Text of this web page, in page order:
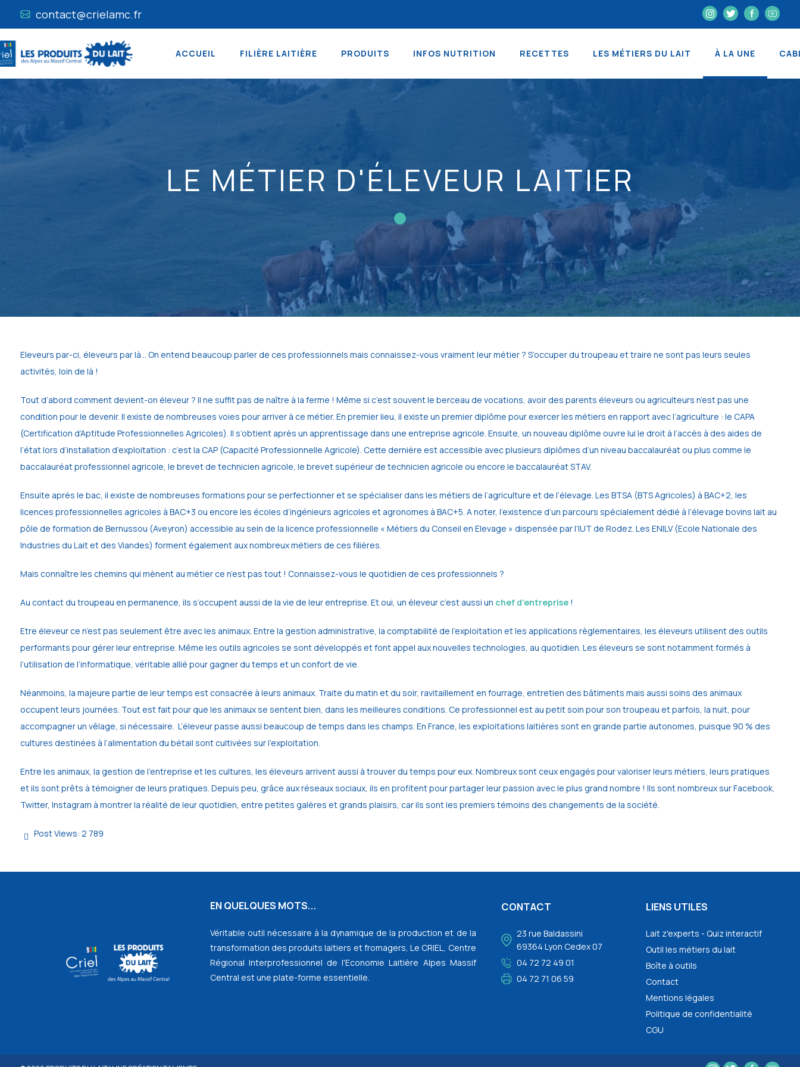
contact@crielamc.fr
ACCUEIL FILIÈRE LAITIÈRE PRODUITS INFOS NUTRITION RECETTES LES MÉTIERS DU LAIT À LA UNE
LE MÉTIER D'ÉLEVEUR LAITIER
Eleveurs par-ci, éleveurs par là… On entend beaucoup parler de ces professionnels mais connaissez-vous vraiment leur métier ? S’occuper du troupeau et traire ne sont pas leurs seules
activités, loin de là !
Tout d’abord comment devient-on éleveur ? Il ne suffit pas de naître à la ferme ! Même si c’est souvent le berceau de vocations, avoir des parents éleveurs ou agriculteurs n’est pas une
condition pour le devenir. Il existe de nombreuses voies pour arriver à ce métier. En premier lieu, il existe un premier diplôme pour exercer les métiers en rapport avec l’agriculture : le CAPA
(Certification d’Aptitude Professionnelles Agricoles). Il s’obtient après un apprentissage dans une entreprise agricole. Ensuite, un nouveau diplôme ouvre lui le droit à l’accès à des aides de
l’état lors d’installation d’exploitation : c’est la CAP (Capacité Professionnelle Agricole). Cette dernière est accessible avec plusieurs diplômes d’un niveau baccalauréat ou plus comme le
baccalauréat professionnel agricole, le brevet de technicien agricole, le brevet supérieur de technicien agricole ou encore le baccalauréat STAV.
Ensuite après le bac, il existe de nombreuses formations pour se perfectionner et se spécialiser dans les métiers de l’agriculture et de l’élevage. Les BTSA (BTS Agricoles) à BAC+2, les
licences professionnelles agricoles à BAC+3 ou encore les écoles d’ingénieurs agricoles et agronomes à BAC+5. A noter, l’existence d’un parcours spécialement dédié à l’élevage bovins lait au
pôle de formation de Bernussou (Aveyron) accessible au sein de la licence professionnelle « Métiers du Conseil en Elevage » dispensée par l’IUT de Rodez. Les ENILV (Ecole Nationale des
Industries du Lait et des Viandes) forment également aux nombreux métiers de ces filières.
Mais connaître les chemins qui mènent au métier ce n’est pas tout ! Connaissez-vous le quotidien de ces professionnels ?
Au contact du troupeau en permanence, ils s’occupent aussi de la vie de leur entreprise. Et oui, un éleveur c’est aussi un chef d’entreprise !
Etre éleveur ce n’est pas seulement être avec les animaux. Entre la gestion administrative, la comptabilité de l’exploitation et les applications règlementaires, les éleveurs utilisent des outils
performants pour gérer leur entreprise. Même les outils agricoles se sont développés et font appel aux nouvelles technologies, au quotidien. Les éleveurs se sont notamment formés à
l’utilisation de l’informatique, véritable allié pour gagner du temps et un confort de vie.
Néanmoins, la majeure partie de leur temps est consacrée à leurs animaux. Traite du matin et du soir, ravitaillement en fourrage, entretien des bâtiments mais aussi soins des animaux
occupent leurs journées. Tout est fait pour que les animaux se sentent bien, dans les meilleures conditions. Ce professionnel est au petit soin pour son troupeau et parfois, la nuit, pour
accompagner un vêlage, si nécessaire. L’éleveur passe aussi beaucoup de temps dans les champs. En France, les exploitations laitières sont en grande partie autonomes, puisque 90 % des
cultures destinées à l’alimentation du bétail sont cultivées sur l’exploitation.
Entre les animaux, la gestion de l’entreprise et les cultures, les éleveurs arrivent aussi à trouver du temps pour eux. Nombreux sont ceux engagés pour valoriser leurs métiers, leurs pratiques
et ils sont prêts à témoigner de leurs pratiques. Depuis peu, grâce aux réseaux sociaux, ils en profitent pour partager leur passion avec le plus grand nombre ! Ils sont nombreux sur Facebook,
Twitter, Instagram à montrer la réalité de leur quotidien, entre petites galères et grands plaisirs, car ils sont les premiers témoins des changements de la société.
Post Views: 2 789
EN QUELQUES MOTS...
Véritable outil nécessaire à la dynamique de la production et de la
transformation des produits laitiers et fromagers, Le CRIEL, Centre
Régional Interprofessionnel de l'Economie Laitière Alpes Massif
Central est une plate-forme essentielle.
CONTACT
23 rue Baldassini
69364 Lyon Cedex 07
04 72 72 49 01
04 72 71 06 59
LIENS UTILES
Lait z'experts - Quiz interactif
Outil les métiers du lait
Boîte à outils
Contact
Mentions légales
Politique de confidentialité
CGU